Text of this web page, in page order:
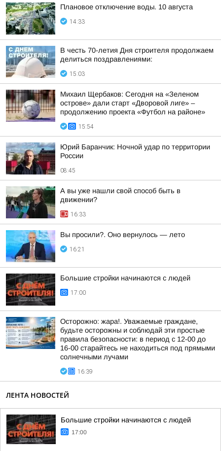
Плановое отключение воды. 10 августа
14:33
В честь 70-летия Дня строителя продолжаем
делиться поздравлениями:
15:03
Михаил Щербаков: Сегодня на «Зеленом
острове» дали старт «Дворовой лиге» –
продолжению проекта «Футбол на районе»
15:54
Юрий Баранчик: Ночной удар по территории
России
08:45
А вы уже нашли свой способ быть в
движении?
16:33
Вы просили?. Оно вернулось — лето
16:21
Большие стройки начинаются с людей
17:00
Осторожно: жара!. Уважаемые граждане,
будьте осторожны и соблюдай эти простые
правила безопасности: в период с 12-00 до
16-00 старайтесь не находиться под прямыми
солнечными лучами
16:39
ЛЕНТА НОВОСТЕЙ
Большие стройки начинаются с людей
17:00